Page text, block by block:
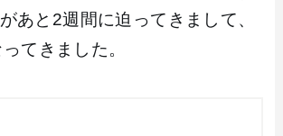
があと2週間に迫ってきまして、
てきました。